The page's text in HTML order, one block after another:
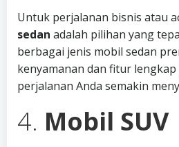
Untuk perjalanan bisnis atau
sedan adalah pilihan yang
berbagai jenis mobil sedan
kenyamanan dan fitur
perjalanan Anda semakin
4. Mobil SUV